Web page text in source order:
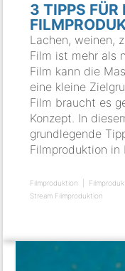
3 TIPPS FÜR
Lachen, weinen,
Film ist mehr als
Film kann die
eine kleine
Film braucht es
Konzept. In
grundlegende
Filmproduktion in
Filmproduktion
Stream Filmproduktion